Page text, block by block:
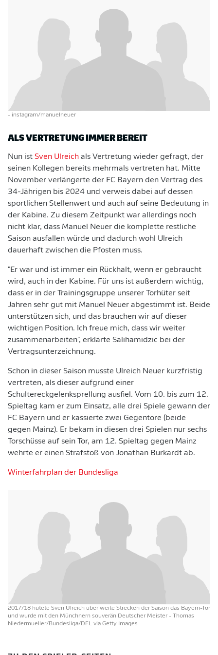
- instagram/manuelneuer
ALS VERTRETUNG IMMER BEREIT
Nun ist Sven Ulreich als Vertretung wieder gefragt, der
seinen Kollegen bereits mehrmals vertreten hat. Mitte
November verlängerte der FC Bayern den Vertrag des
34-Jährigen bis 2024 und verweis dabei auf dessen
sportlichen Stellenwert und auch auf seine Bedeutung in
der Kabine. Zu diesem Zeitpunkt war allerdings noch
nicht klar, dass Manuel Neuer die komplette restliche
Saison ausfallen würde und dadurch wohl Ulreich
dauerhaft zwischen die Pfosten muss.
"Er war und ist immer ein Rückhalt, wenn er gebraucht
wird, auch in der Kabine. Für uns ist außerdem wichtig,
dass er in der Trainingsgruppe unserer Torhüter seit
Jahren sehr gut mit Manuel Neuer abgestimmt ist. Beide
unterstützen sich, und das brauchen wir auf dieser
wichtigen Position. Ich freue mich, dass wir weiter
zusammenarbeiten", erklärte Salihamidzic bei der
Vertragsunterzeichnung.
Schon in dieser Saison musste Ulreich Neuer kurzfristig
vertreten, als dieser aufgrund einer
Schultereckgelenksprellung ausfiel. Vom 10. bis zum 12.
Spieltag kam er zum Einsatz, alle drei Spiele gewann der
FC Bayern und er kassierte zwei Gegentore (beide
gegen Mainz). Er bekam in diesen drei Spielen nur sechs
Torschüsse auf sein Tor, am 12. Spieltag gegen Mainz
wehrte er einen Strafstoß von Jonathan Burkardt ab.
Winterfahrplan der Bundesliga
2017/18 hütete Sven Ulreich über weite Strecken der Saison das Bayern-Tor
und wurde mit den Münchnern souverän Deutscher Meister - Thomas
Niedermueller/Bundesliga/DFL via Getty Images